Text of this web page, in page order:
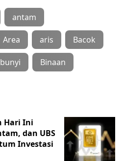
antam
Area aris Bacok
Binaan
Hari Ini
dan UBS
Investasi